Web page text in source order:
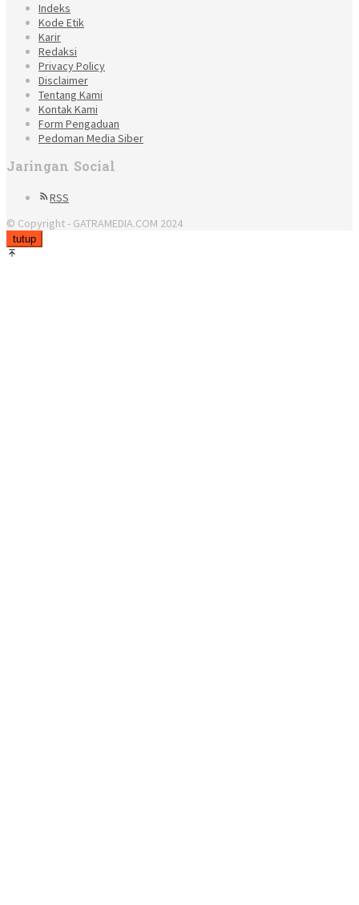
Indeks
Kode Etik
Karir
Redaksi
Privacy Policy
Disclaimer
Tentang Kami
Kontak Kami
Form Pengaduan
Pedoman Media Siber
Jaringan Social
RSS
© Copyright - GATRAMEDIA.COM 2024
tutup